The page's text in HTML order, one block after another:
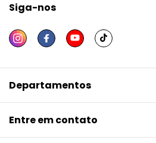
Siga-nos
Departamentos
Entre em contato